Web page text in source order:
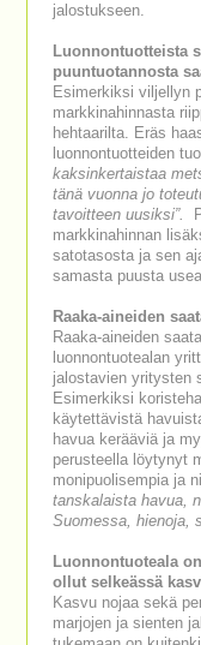
jalostukseen.
Luonnontuotteista
puuntuotannosta
Esimerkiksi viljellyn
markkinahinnasta
hehtaarilta. Eräs
luonnontuotteiden
kaksinkertaistaa
tänä vuonna jo
tavoitteen uusiksi”.
markkinahinnan
satotasosta ja sen
samasta puusta
Raaka-aineiden
Raaka-aineiden
luonnontuotealan
jalostavien yritysten
Esimerkiksi
käytettävistä
havua kerääviä ja
perusteella löytynyt
monipuolisempia ja
tanskalaista havua,
Suomessa, hienoja,
Luonnontuoteala
ollut selkeässä
Kasvu nojaa sekä
marjojen ja sienten